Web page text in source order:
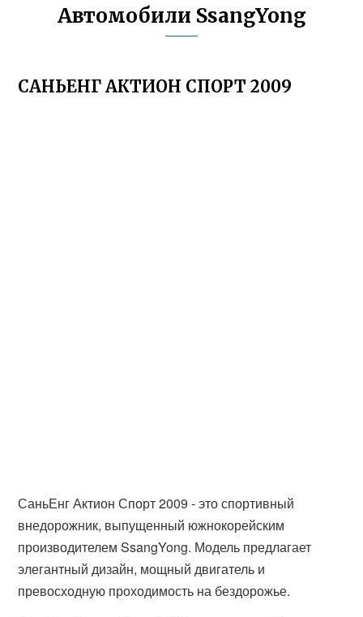
Автомобили SsangYong
САНЬЕНГ АКТИОН СПОРТ 2009
СаньЕнг Актион Спорт 2009 - это спортивный
внедорожник, выпущенный южнокорейским
производителем SsangYong. Модель предлагает
элегантный дизайн, мощный двигатель и
превосходную проходимость на бездорожье.